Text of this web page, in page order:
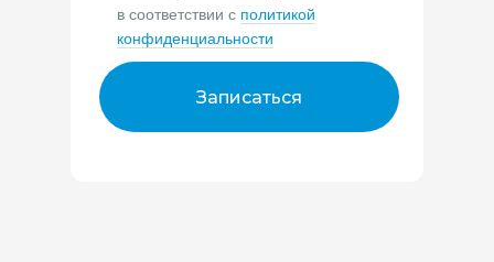
в соответствии с политикой
конфиденциальности
Записаться